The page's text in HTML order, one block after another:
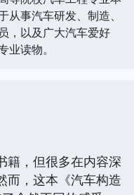
事汽车研发、制造、
，以及广大汽车爱好
读物。
籍，但很多在内容深
而，这本《汽车构造